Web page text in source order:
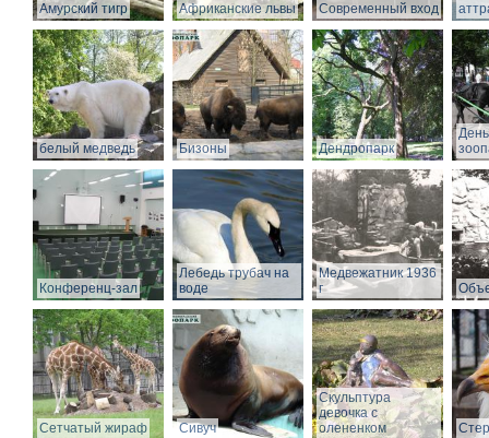
Амурский тигр Африканские львы Современный вход
белый медведь Бизоны Дендропарк
Конференц-зал
Лебедь трубач на
воде
Медвежатник 1936
г
Сетчатый жираф Сивуч
Скульптура
девочка с
олененком